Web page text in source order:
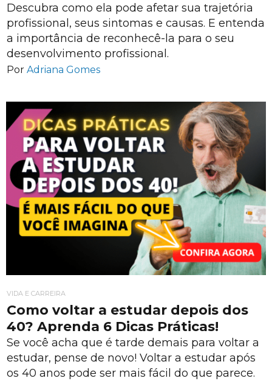
Descubra como ela pode afetar sua trajetória
profissional, seus sintomas e causas. E entenda
a importância de reconhecê-la para o seu
desenvolvimento profissional.
Por Adriana Gomes
VIDA E CARREIRA
Como voltar a estudar depois dos
40? Aprenda 6 Dicas Práticas!
Se você acha que é tarde demais para voltar a
estudar, pense de novo! Voltar a estudar após
os 40 anos pode ser mais fácil do que parece.